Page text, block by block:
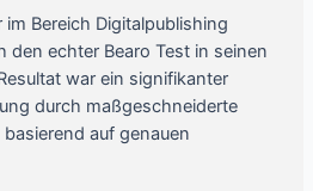
Bereich Digitalpublishing
den echter Bearo Test in seinen
war ein signifikanter
durch maßgeschneiderte
auf genauen